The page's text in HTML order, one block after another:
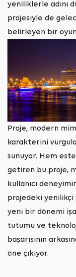
yeniliklerle adını
projesiyle de
belirleyen bir
Proje, modern
karakterini
sunuyor. Hem
getiren bu proje,
kullanıcı
projedeki yenilikçi
yeni bir dönemi
tutumu ve
başarısının
öne çıkıyor.